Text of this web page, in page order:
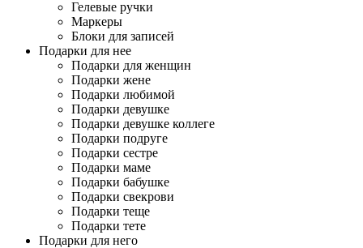
Гелевые ручки
Маркеры
Блоки для записей
Подарки для нее
Подарки для женщин
Подарки жене
Подарки любимой
Подарки девушке
Подарки девушке коллеге
Подарки подруге
Подарки сестре
Подарки маме
Подарки бабушке
Подарки свекрови
Подарки теще
Подарки тете
Подарки для него